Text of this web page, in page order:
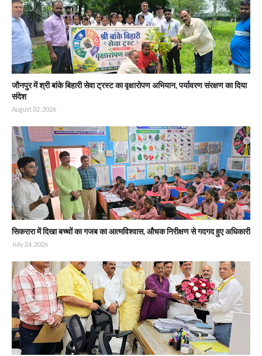
जौनपुर में श्री बांके बिहारी सेवा ट्रस्ट का वृक्षारोपण अभियान, पर्यावरण संरक्षण का दिया
संदेश
August 02, 2026
सिकरारा में दिखा बच्चों का गजब का आत्मविश्वास, औचक निरीक्षण से गदगद हुए अधिकारी
July 24, 2026